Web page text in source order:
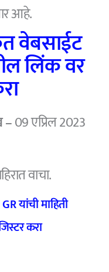
आहे.
वेबसाईट
लिंक वर
–09 एप्रिल 2023
वाचा.
यांची माहिती
करा